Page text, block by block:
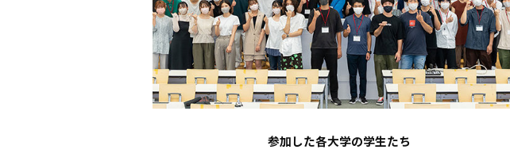
参加した各大学の学生たち